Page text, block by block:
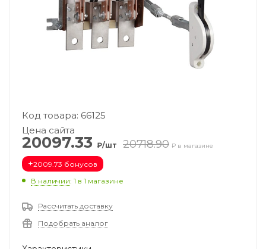
Код товара: 66125
Цена сайта
20097.33 ₽/шт 20718.90 ₽ в магазине
+2009.73 бонусов
В наличии: 1 в 1 магазине
Рассчитать доставку
Подобрать аналог